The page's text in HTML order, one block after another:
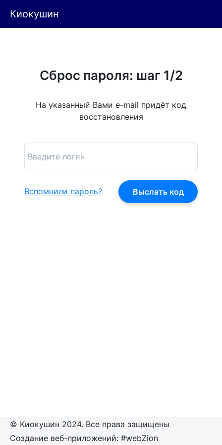
Киокушин
Сброс пароля: шаг 1/2
На указанный Вами e-mail придёт код
восстановления
Вспомнили пароль?
© Киокушин 2024. Все права защищены
Создание веб-приложений: #webZion